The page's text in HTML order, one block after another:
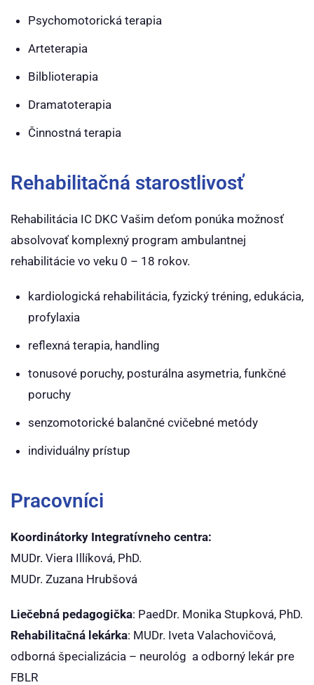
Psychomotorická terapia
Arteterapia
Bilblioterapia
Dramatoterapia
Činnostná terapia
Rehabilitačná starostlivosť
Rehabilitácia IC DKC Vašim deťom ponúka možnosť
absolvovať komplexný program ambulantnej
rehabilitácie vo veku 0 – 18 rokov.
kardiologická rehabilitácia, fyzický tréning, edukácia,
profylaxia
reflexná terapia, handling
tonusové poruchy, posturálna asymetria, funkčné
poruchy
senzomotorické balančné cvičebné metódy
individuálny prístup
Pracovníci
Koordinátorky Integratívneho centra:
MUDr. Viera Illíková, PhD.
MUDr. Zuzana Hrubšová
Liečebná pedagogička: PaedDr. Monika Stupková, PhD.
Rehabilitačná lekárka: MUDr. Iveta Valachovičová,
odborná špecializácia – neurológ a odborný lekár pre
FBLR